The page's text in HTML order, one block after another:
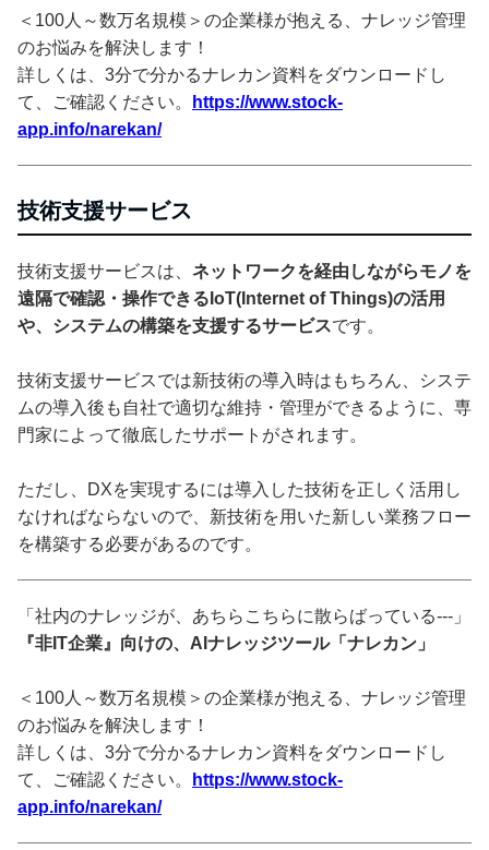
＜100人～数万名規模＞の企業様が抱える、ナレッジ管理
のお悩みを解決します！
詳しくは、3分で分かるナレカン資料をダウンロードし
て、ご確認ください。
https://www.stock-
app.info/narekan/
技術支援サービス
技術支援サービスは、 ネットワークを経由しながらモノを
遠隔で確認・操作できるIoT(Internet of Things)の活用
や、システムの構築を支援するサービスです。
技術支援サービスでは新技術の導入時はもちろん、システ
ムの導入後も自社で適切な維持・管理ができるように、専
門家によって徹底したサポートがされます。
ただし、DXを実現するには導入した技術を正しく活用し
なければならないので、新技術を用いた新しい業務フロー
を構築する必要があるのです。
「社内のナレッジが、あちらこちらに散らばっている---」
『非IT企業』向けの、AIナレッジツール「ナレカン」
＜100人～数万名規模＞の企業様が抱える、ナレッジ管理
のお悩みを解決します！
詳しくは、3分で分かるナレカン資料をダウンロードし
て、ご確認ください。
https://www.stock-
app.info/narekan/